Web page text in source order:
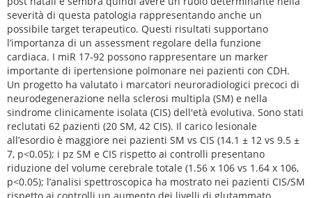
severità di questa patologia rappresentando anche un
possibile target terapeutico. Questi risultati supportano
l’importanza di un assessment regolare della funzione
cardiaca. I miR 17-92 possono rappresentare un marker
importante di ipertensione polmonare nei pazienti con CDH.
Un progetto ha valutato i marcatori neuroradiologici precoci di
neurodegenerazione nella sclerosi multipla (SM) e nella
sindrome clinicamente isolata (CIS) dell'età evolutiva. Sono stati
reclutati 62 pazienti (20 SM, 42 CIS). Il carico lesionale
all’esordio è maggiore nei pazienti SM vs CIS (14.1 ± 12 vs 9.5 ±
7, p<0.05); i pz SM e CIS rispetto ai controlli presentano
riduzione del volume cerebrale totale (1.56 x 106 vs 1.64 x 106,
p<0.05); l’analisi spettroscopica ha mostrato nei pazienti CIS/SM